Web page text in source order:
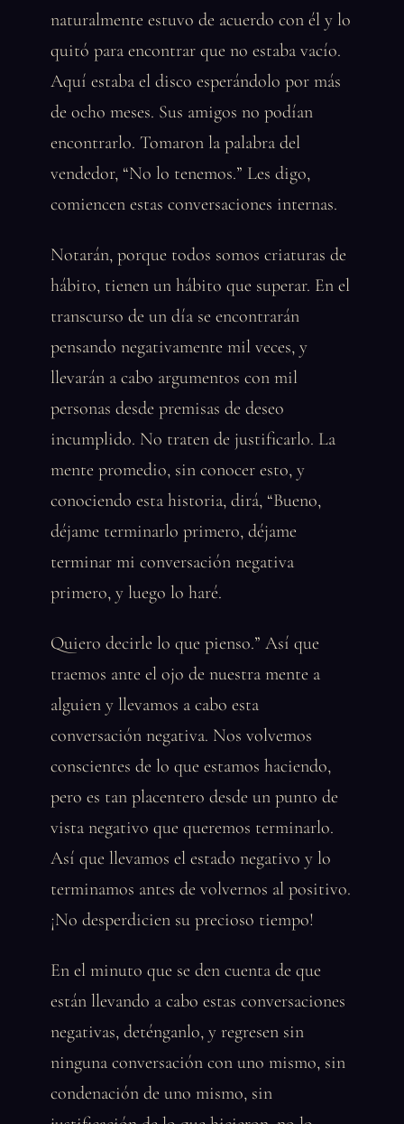
naturalmente estuvo de acuerdo con él y lo
quitó para encontrar que no estaba vacío.
Aquí estaba el disco esperándolo por más
de ocho meses. Sus amigos no podían
encontrarlo. Tomaron la palabra del
vendedor, “No lo tenemos.” Les digo,
comiencen estas conversaciones internas.
Notarán, porque todos somos criaturas de
hábito, tienen un hábito que superar. En el
transcurso de un día se encontrarán
pensando negativamente mil veces, y
llevarán a cabo argumentos con mil
personas desde premisas de deseo
incumplido. No traten de justificarlo. La
mente promedio, sin conocer esto, y
conociendo esta historia, dirá, “Bueno,
déjame terminarlo primero, déjame
terminar mi conversación negativa
primero, y luego lo haré.
Quiero decirle lo que pienso.” Así que
traemos ante el ojo de nuestra mente a
alguien y llevamos a cabo esta
conversación negativa. Nos volvemos
conscientes de lo que estamos haciendo,
pero es tan placentero desde un punto de
vista negativo que queremos terminarlo.
Así que llevamos el estado negativo y lo
terminamos antes de volvernos al positivo.
¡No desperdicien su precioso tiempo!
En el minuto que se den cuenta de que
están llevando a cabo estas conversaciones
negativas, deténganlo, y regresen sin
ninguna conversación con uno mismo, sin
condenación de uno mismo, sin